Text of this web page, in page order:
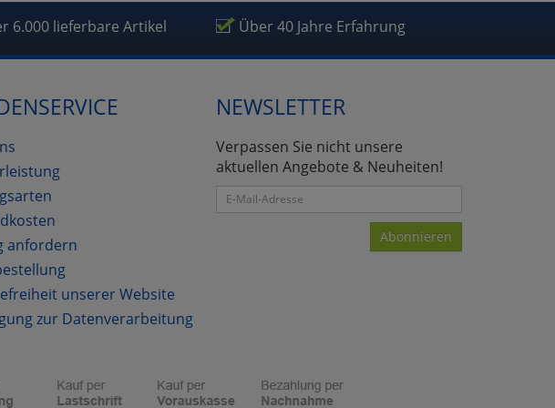
6.000 lieferbare Artikel Über 40 Jahre Erfahrung
anfordern
unserer Website
zur Datenverarbeitung
NEWSLETTER
Verpassen Sie nicht unsere
aktuellen Angebote & Neuheiten!
Abonnieren
Zustimmung Datenverarbeitung (Seitenende)